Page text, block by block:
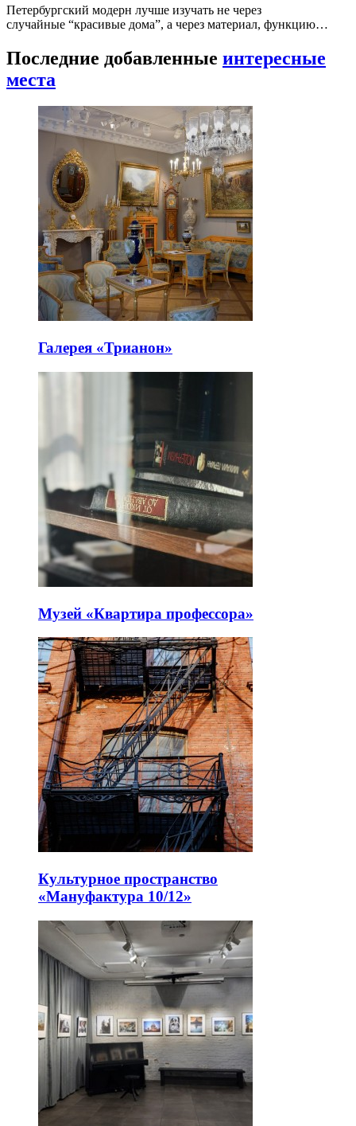
Петербургский модерн лучше изучать не через
случайные “красивые дома”, а через материал, функцию…
Последние добавленные интересные
места
Галерея «Трианон»
Музей «Квартира профессора»
Культурное пространство
«Мануфактура 10/12»